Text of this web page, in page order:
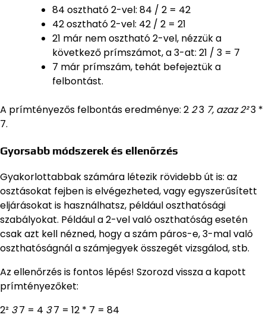
84 osztható 2-vel: 84 / 2 = 42
42 osztható 2-vel: 42 / 2 = 21
21 már nem osztható 2-vel, nézzük a
következő prímszámot, a 3-at: 21 / 3 = 7
7 már prímszám, tehát befejeztük a
felbontást.
A prímtényezős felbontás eredménye: 2 23 7, azaz 2²3 *
7.
Gyorsabb módszerek és ellenőrzés
Gyakorlottabbak számára létezik rövidebb út is: az
osztásokat fejben is elvégezheted, vagy egyszerűsített
eljárásokat is használhatsz, például oszthatósági
szabályokat. Például a 2-vel való oszthatóság esetén
csak azt kell nézned, hogy a szám páros-e, 3-mal való
oszthatóságnál a számjegyek összegét vizsgálod, stb.
Az ellenőrzés is fontos lépés! Szorozd vissza a kapott
prímtényezőket:
2² 37 = 4 37 = 12 * 7 = 84